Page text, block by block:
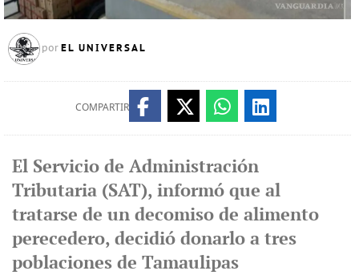
por EL UNIVERSAL
COMPARTIR
El Servicio de Administración
Tributaria (SAT), informó que al
tratarse de un decomiso de alimento
perecedero, decidió donarlo a tres
poblaciones de Tamaulipas